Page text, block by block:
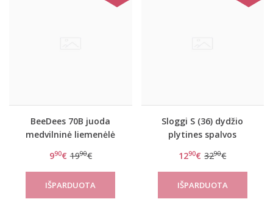
BeeDees 70B juoda
medvilninė liemenėlė
990€ 1990€
Sloggi S (36) dydžio
plytines spalvos
Substance Bralette
1290€ 3290€